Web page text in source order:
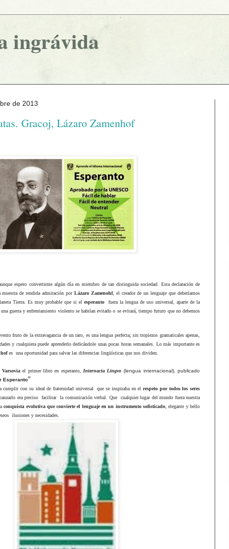
ingrávida
de 2013
Gracoj, Lázaro Zamenhof
espero convertirme algún día en miembro de tan distinguida sociedad. Esta declaración de
de rendida admiración por Lázaro Zamenohf, el creador de un lenguaje que deberíamos
Tierra. Es muy probable que si el esperanto
fuera la lengua de uso universal, aparte de la
guerra y enfrentamiento violento se habrían evitado o se evitará, tiempo futuro que no debemos
fruto de la extravagancia de un raro, es una lengua perfecta; sin tropiezos gramaticales apenas,
y cualquiera puede aprenderlo dedicándole unas pocas horas semanales. Lo más importante es
es una oportunidad para salvar las diferencias lingüísticas que nos dividen.
Varsovia el primer libro en esperanto, Internacia Lingvo (lengua internacional), publicado
Esperanto"
cumplir con su ideal de fraternidad universal que se inspiraba en elrespeto por todos los seres
era precisofacilitar la comunicación verbal. Que
cualquier lugar del mundo fuera nuestra
conquista evolutiva que convierte el lenguaje en un instrumento sofisticado , elegante y bello
ilusiones y necesidades.